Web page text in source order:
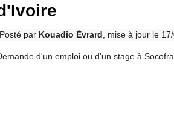
Posté par Kouadio Évrard , mise à jour le
d'un emploi ou d'un stage à